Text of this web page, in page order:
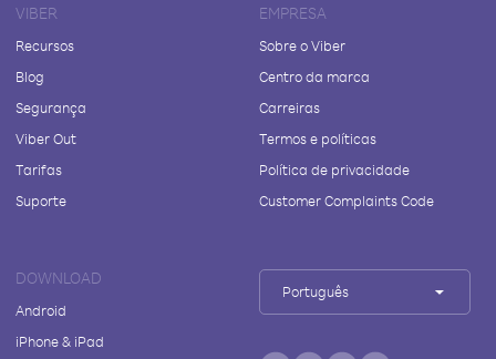
VIBER
Recursos
Blog
Segurança
Viber Out
Tarifas
Suporte
EMPRESA
Sobre o Viber
Centro da marca
Carreiras
Termos e políticas
Política de privacidade
Customer Complaints Code
DOWNLOAD
Android
iPhone & iPad
Português